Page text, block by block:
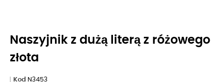
Naszyjnik z dużą literą z różowego
złota
Kod N3453